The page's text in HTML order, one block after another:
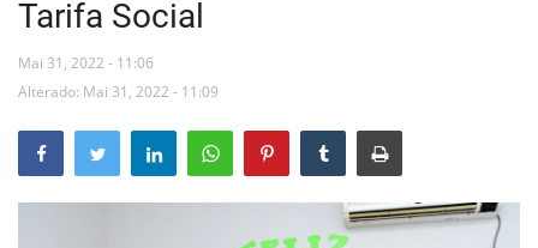
Floriano
Mural de Licitações
Tarifa Social
Mai 31, 2022 - 11:06
Alterado: Mai 31, 2022 - 11:09